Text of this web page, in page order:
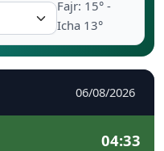
Comment
Fajr: 15° -
Icha 13°
06/08/2026
04:33